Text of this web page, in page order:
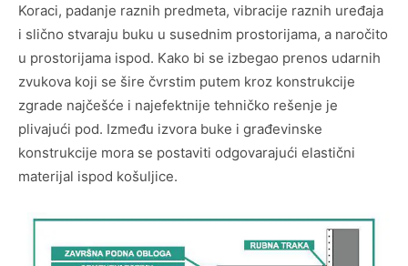
Koraci, padanje raznih predmeta, vibracije raznih uređaja
i slično stvaraju buku u susednim prostorijama, a naročito
u prostorijama ispod. Kako bi se izbegao prenos udarnih
zvukova koji se šire čvrstim putem kroz konstrukcije
zgrade najčešće i najefektnije tehničko rešenje je
plivajući pod. Između izvora buke i građevinske
konstrukcije mora se postaviti odgovarajući elastični
materijal ispod košuljice.